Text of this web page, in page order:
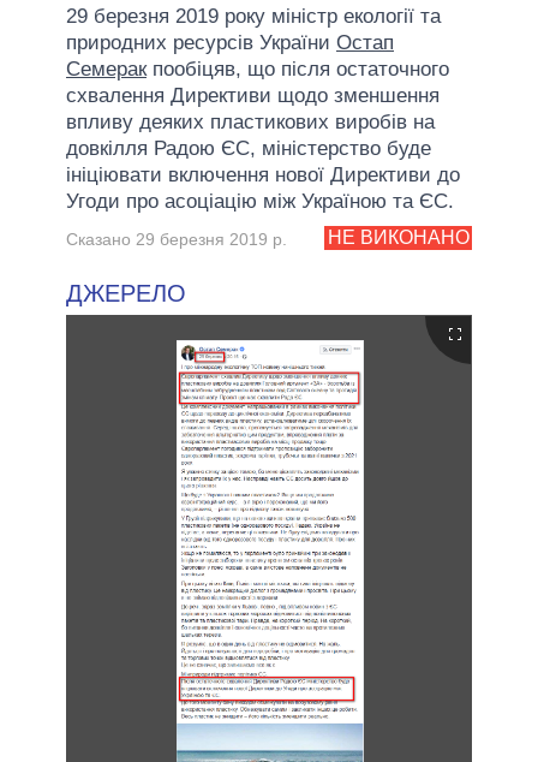
ВСІ ПЕРСОНИ
29 березня 2019 року міністр екології та
природних ресурсів України Остап
Семеракпообіцяв, що після остаточного
схвалення Директиви щодо зменшення
впливу деяких пластикових виробів на
довкілля Радою ЄС, міністерство буде
ініціювати включення нової Директиви до
Угоди про асоціацію між Україною та ЄС.
НЕ ВИКОНАНО
Сказано 29 березня 2019 р.
ДЖЕРЕЛО